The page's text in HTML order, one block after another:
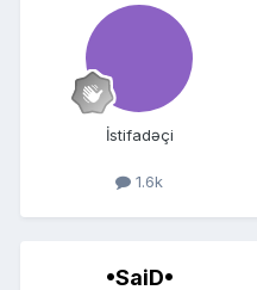
İstifadəçi
1.6k
•SaiD•